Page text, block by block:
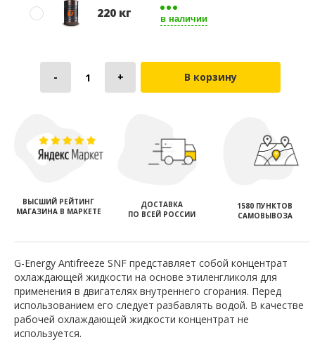
220 кг в наличии
В корзину
ВЫСШИЙ РЕЙТИНГ
МАГАЗИНА В МАРКЕТЕ
ДОСТАВКА
ПО ВСЕЙ РОССИИ
1580 ПУНКТОВ
САМОВЫВОЗА
G-Energy Antifreeze SNF представляет собой концентрат
охлаждающей жидкости на основе этиленгликоля для
применения в двигателях внутреннего сгорания. Перед
использованием его следует разбавлять водой. В качестве
рабочей охлаждающей жидкости концентрат не
используется.